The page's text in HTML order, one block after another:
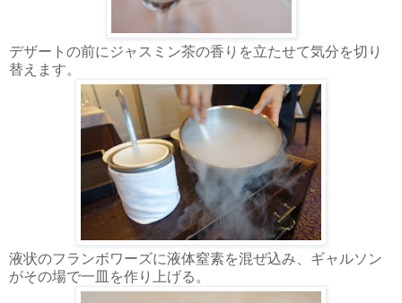
デザートの前にジャスミン茶の香りを立たせて気分を切り
替えます。
液状のフランボワーズに液体窒素を混ぜ込み、ギャルソン
がその場で一皿を作り上げる。